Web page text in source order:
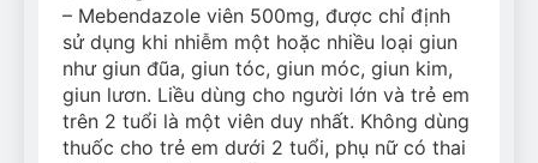
– Mebendazole viên 500mg, được chỉ định
sử dụng khi nhiễm một hoặc nhiều loại giun
như giun đũa, giun tóc, giun móc, giun kim,
giun lươn. Liều dùng cho người lớn và trẻ em
trên 2 tuổi là một viên duy nhất. Không dùng
thuốc cho trẻ em dưới 2 tuổi, phụ nữ có thai